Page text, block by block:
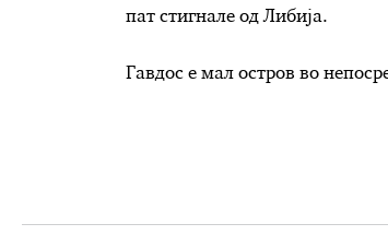
пат стигнале од Либија.
Гавдос е мал остров во